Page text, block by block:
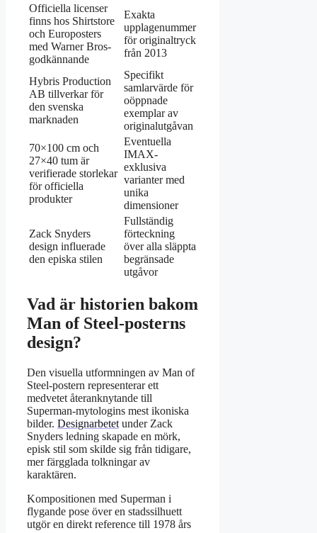
Officiella licenser
finns hos Shirtstore
och Europosters
med Warner Bros-
godkännande
Exakta
upplagenummer
för originaltryck
från 2013
Hybris Production
AB tillverkar för
den svenska
marknaden
Specifikt
samlarvärde för
oöppnade
exemplar av
originalutgåvan
70×100 cm och
27×40 tum är
verifierade storlekar
för officiella
produkter
Eventuella
IMAX-
exklusiva
varianter med
unika
dimensioner
Zack Snyders
design influerade
den episka stilen
Fullständig
förteckning
över alla släppta
begränsade
utgåvor
Vad är historien bakom
Man of Steel-posterns
design?
Den visuella utformningen av Man of
Steel-postern representerar ett
medvetet återanknytande till
Superman-mytologins mest ikoniska
bilder. Designarbetet under Zack
Snyders ledning skapade en mörk,
episk stil som skilde sig från tidigare,
mer färgglada tolkningar av
karaktären.
Kompositionen med Superman i
flygande pose över en stadssilhuett
utgör en direkt reference till 1978 års